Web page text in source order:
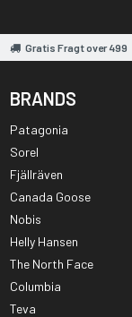
Gratis Fragt over 499
BRANDS
Patagonia
Sorel
Fjällräven
Canada Goose
Nobis
Helly Hansen
The North Face
Columbia
Teva